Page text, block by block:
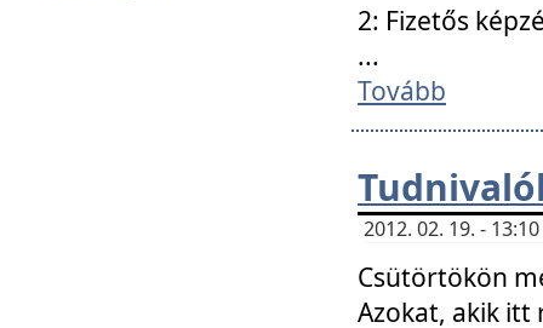
2: Fizetős
...
Tovább
2012. 02. 19. -
Csütörtökön
Azokat, akik itt